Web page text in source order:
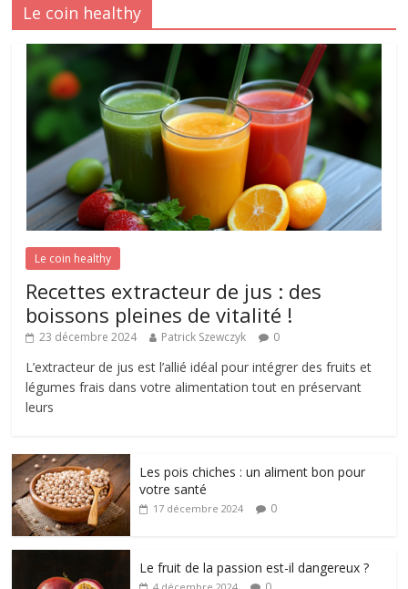
Le coin healthy
Le coin healthy
Recettes extracteur de jus : des
boissons pleines de vitalité !
23 décembre 2024 Patrick Szewczyk 0
L’extracteur de jus est l’allié idéal pour intégrer des fruits et
légumes frais dans votre alimentation tout en préservant
leurs
Les pois chiches : un aliment bon pour
votre santé
17 décembre 2024 0
Le fruit de la passion est-il dangereux ?